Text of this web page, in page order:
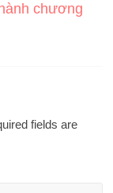
chương
fields are